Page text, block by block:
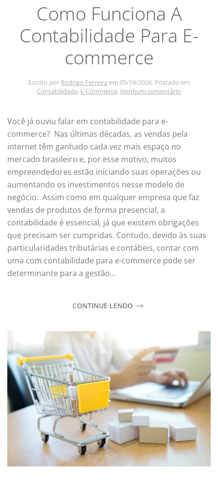
Como Funciona A
Contabilidade Para E-
commerce
Escrito por Rodrigo Ferreira em 05/19/2026. Postado em
Contabilidade, E-Commerce. Nenhum comentário
Para
Você já ouviu falar em contabilidade para e-
commerce? Nas últimas décadas, as vendas pela
internet têm ganhado cada vez mais espaço no
mercado brasileiro e, por esse motivo, muitos
empreendedores estão iniciando suas operações ou
aumentando os investimentos nesse modelo de
negócio. Assim como em qualquer empresa que faz
vendas de produtos de forma presencial, a
contabilidade é essencial, já que existem obrigações
que precisam ser cumpridas. Contudo, devido às suas
particularidades tributárias e contábeis, contar com
uma com contabilidade para e-commerce pode ser
determinante para a gestão...
CONTINUE LENDO